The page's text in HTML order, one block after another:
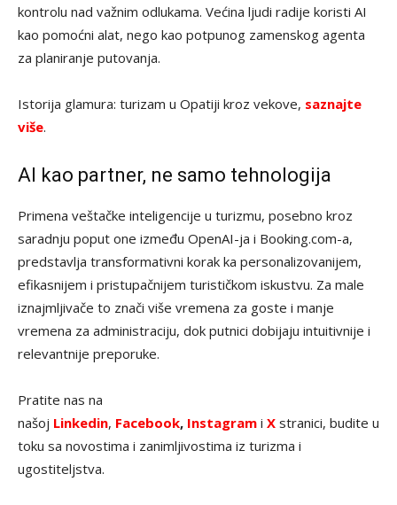
kontrolu nad važnim odlukama. Većina ljudi radije koristi AI
kao pomoćni alat, nego kao potpunog zamenskog agenta
za planiranje putovanja.
Istorija glamura: turizam u Opatiji kroz vekove, saznajte
više.
AI kao partner, ne samo tehnologija
Primena veštačke inteligencije u turizmu, posebno kroz
saradnju poput one između OpenAI-ja i Booking.com-a,
predstavlja transformativni korak ka personalizovanijem,
efikasnijem i pristupačnijem turističkom iskustvu. Za male
iznajmljivače to znači više vremena za goste i manje
vremena za administraciju, dok putnici dobijaju intuitivnije i
relevantnije preporuke.
Pratite nas na
našoj Linkedin, Facebook, Instagram i X stranici, budite u
toku sa novostima i zanimljivostima iz turizma i
ugostiteljstva.